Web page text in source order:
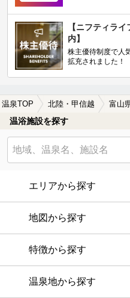
【ニフティラ
内】
株主優待制度で人
拡充されました！
温泉TOP 北陸・甲信越 富山
温浴施設を探す
エリアから探す
地図から探す
特徴から探す
温泉地から探す